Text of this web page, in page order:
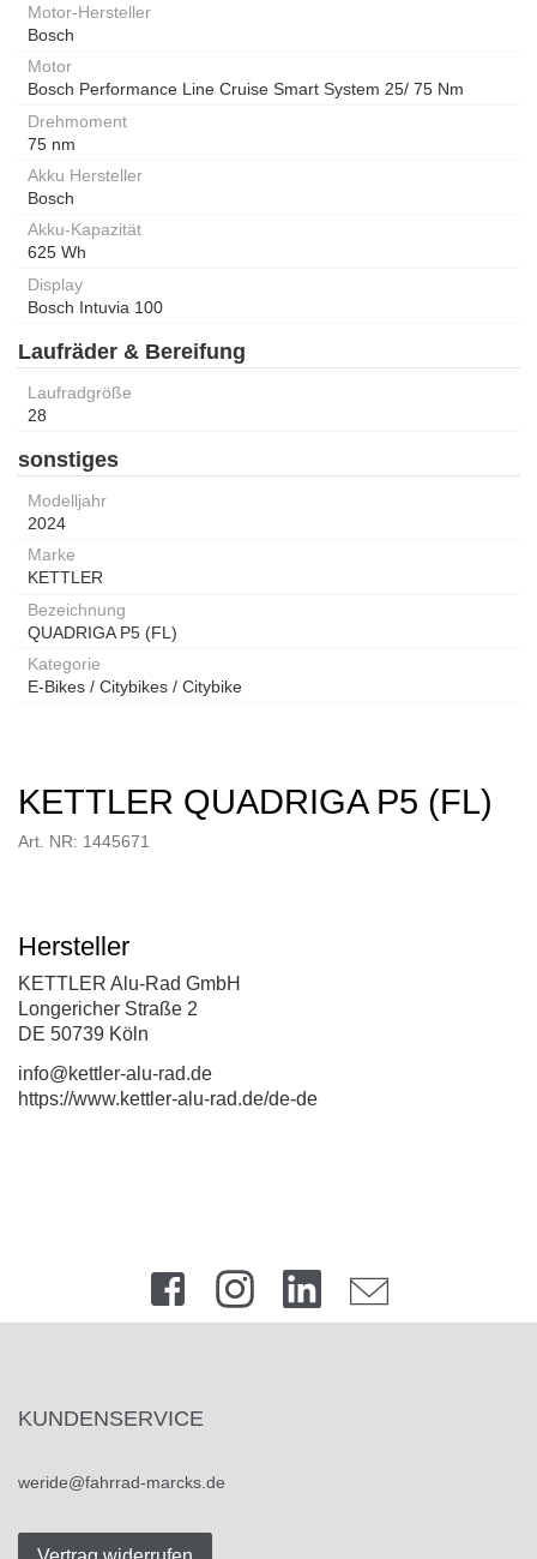
Motor-Hersteller
Bosch
Motor
Bosch Performance Line Cruise Smart System 25/ 75 Nm
Drehmoment
75 nm
Akku Hersteller
Bosch
Akku-Kapazität
625 Wh
Display
Bosch Intuvia 100
Laufräder & Bereifung
Laufradgröße
28
sonstiges
Modelljahr
2024
Marke
KETTLER
Bezeichnung
QUADRIGA P5 (FL)
Kategorie
E-Bikes / Citybikes / Citybike
KETTLER QUADRIGA P5 (FL)
Art. NR: 1445671
Hersteller
KETTLER Alu-Rad GmbH
Longericher Straße 2
DE 50739 Köln
info@kettler-alu-rad.de
https://www.kettler-alu-rad.de/de-de
KUNDENSERVICE
weride@fahrrad-marcks.de